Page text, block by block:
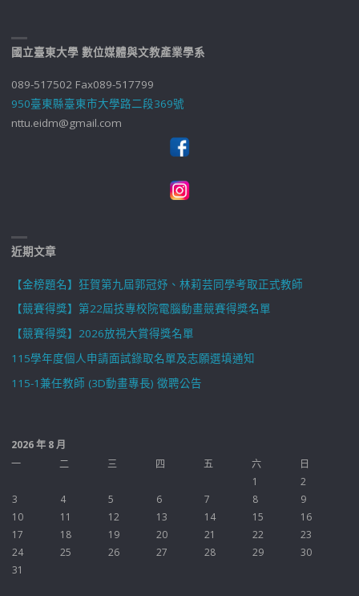
國立臺東大學 數位媒體與文教產業學系
089-517502 Fax089-517799
950臺東縣臺東市大學路二段369號
nttu.eidm@gmail.com
近期文章
【金榜題名】狂賀第九屆郭冠妤、林莉芸同學考取正式教師
【競賽得獎】第22屆技專校院電腦動畫競賽得獎名單
【競賽得獎】2026放視大賞得獎名單
115學年度個人申請面試錄取名單及志願選填通知
115-1兼任教師 (3D動畫專長) 徵聘公告
2026 年 8 月
一
二 三 四 五 六
日
1
2
3
4 5 6 7 8
9
10
11 12 13 14 15
16
17
18 19 20 21 22
23
24
25 26 27 28 29
30
31